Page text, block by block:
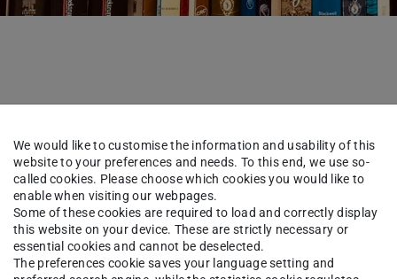
von:
We would like to customise the information and usability of this
website to your preferences and needs. To this end, we use so-
called cookies. Please choose which cookies you would like to
enable when visiting our webpages.
Some of these cookies are required to load and correctly display
this website on your device. These are strictly necessary or
essential cookies and cannot be deselected.
The preferences cookie saves your language setting and